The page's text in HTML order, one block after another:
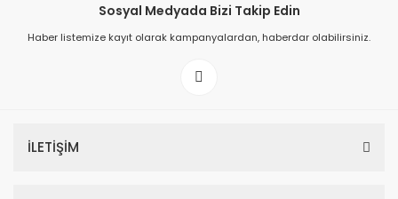
Sosyal Medyada Bizi Takip Edin
Haber listemize kayıt olarak kampanyalardan, haberdar olabilirsiniz.
İLETİŞİM